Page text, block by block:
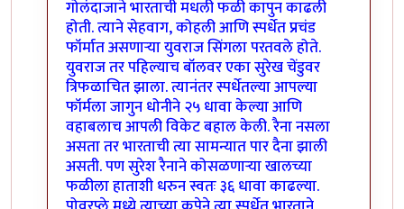
गोलंदाजाने भारताची मधली फळी कापुन काढली
होती. त्याने सेहवाग, कोहली आणि स्पर्धेत प्रचंड
फॉर्मात असणार्‍या युवराज सिंगला परतवले होते.
युवराज तर पहिल्याच बॉलवर एका सुरेख चेंडुवर
त्रिफळाचित झाला. त्यानंतर स्पर्धेतल्या आपल्या
फॉर्मला जागुन धोनीने २५ धावा केल्या आणि
वहाबलाच आपली विकेट बहाल केली. रैना नसला
असता तर भारताची त्या सामन्यात पार दैना झाली
असती. पण सुरेश रैनाने कोसळणार्‍या खालच्या
फळीला हाताशी धरुन स्वतः ३६ धावा काढल्या.